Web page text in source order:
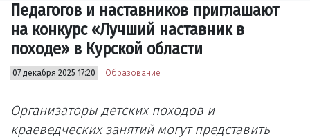
Педагогов и наставников приглашают
на конкурс «Лучший наставник в
походе» в Курской области
07 декабря 2025 17:20 Образование
Организаторы детских походов и
краеведческих занятий могут представить